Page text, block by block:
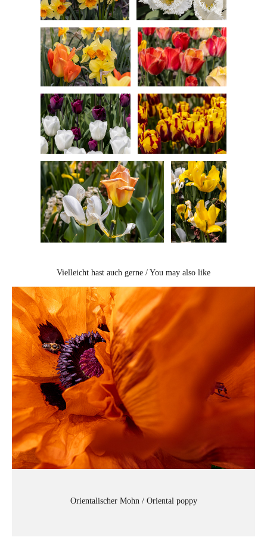
Vielleicht hast auch gerne / You may also like
Orientalischer Mohn / Oriental poppy